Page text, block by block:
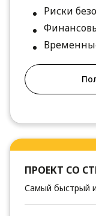
Риски
ПРОЕКТ СО
Самый быстрый